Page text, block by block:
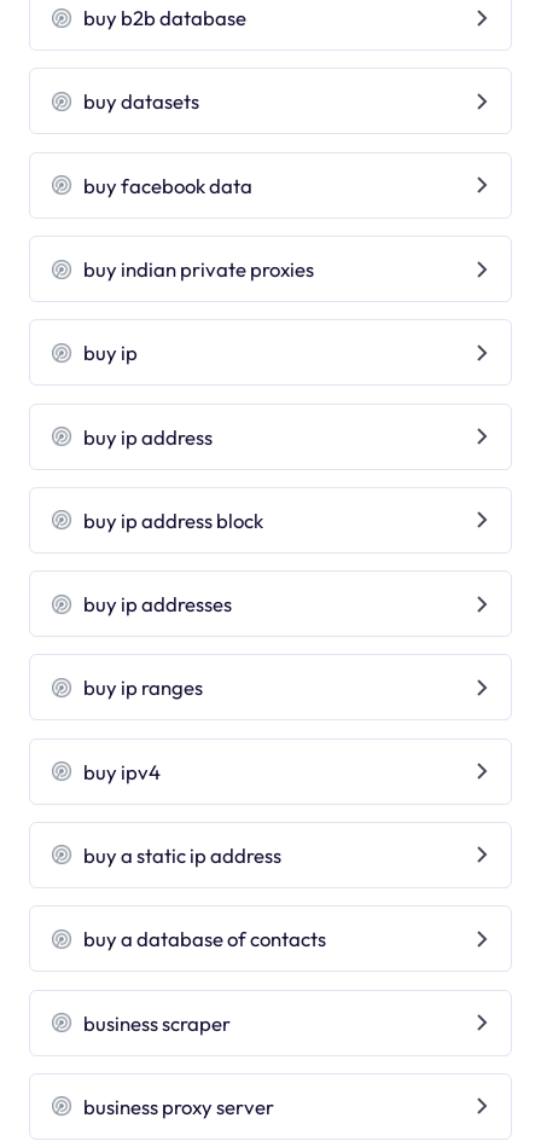
buy b2b database
buy datasets
buy facebook data
buy indian private proxies
buy ip
buy ip address
buy ip address block
buy ip addresses
buy ip ranges
buy ipv4
buy a static ip address
buy a database of contacts
business scraper
business proxy server